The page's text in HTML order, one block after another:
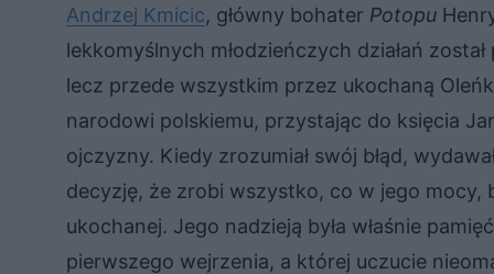
Andrzej Kmicic, główny bohater Potopu
lekkomyślnych młodzieńczych działań
lecz przede wszystkim przez ukochaną
narodowi polskiemu, przystając do księcia
ojczyzny. Kiedy zrozumiał swój błąd,
decyzję, że zrobi wszystko, co w jego
ukochanej. Jego nadzieją była właśnie
pierwszego wejrzenia, a której uczucie